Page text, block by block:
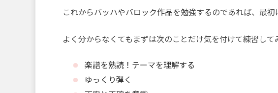
これからバッハやバロック作品を勉強するのであれば、最初
よく分からなくてもまずは次のことだけ気を付けて練習して
楽譜を熟読！テーマを理解する
ゆっくり弾く